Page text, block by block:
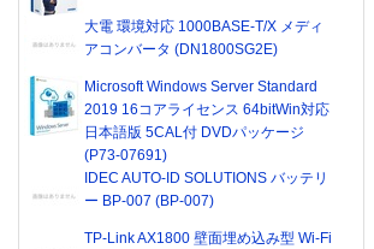
大電 環境対応 1000BASE-T/X メディ
アコンバータ (DN1800SG2E)
Microsoft Windows Server Standard
2019 16コアライセンス 64bitWin対応
日本語版 5CAL付 DVDパッケージ
(P73-07691)
IDEC AUTO-ID SOLUTIONS バッテリ
ー BP-007 (BP-007)
TP-Link AX1800 壁面埋め込み型 Wi-Fi